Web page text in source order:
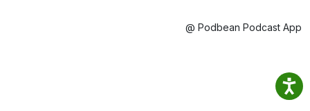
@ Podbean Podcast App